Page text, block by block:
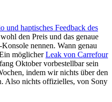
haptisches Feedback des
den Preis und das genaue
nennen. Wann genau
möglicherLeak von Carrefour
Oktober vorbestellbar sein
indem wir nichts über den
Also nichts offizielles, von Sony